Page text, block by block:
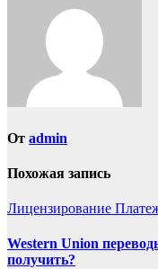
От admin
Похожая запись
Лицензирование
Western Union
получить?